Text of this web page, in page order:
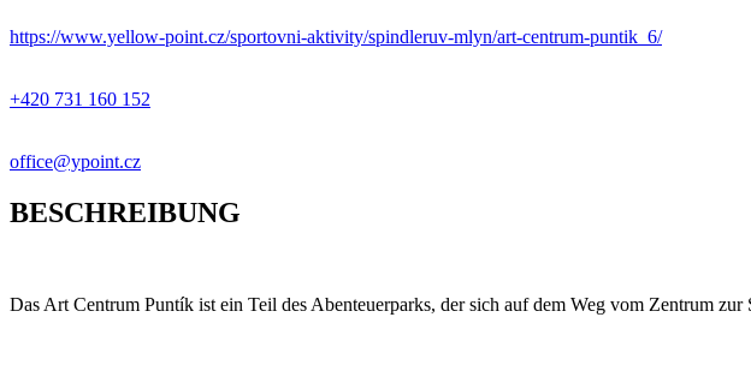
https://www.yellow-point.cz/sportovni-aktivity/spindleruv-mlyn/art-centrum-puntik_6/
+420 731 160 152
office@ypoint.cz
BESCHREIBUNG
Das Art Centrum Puntík ist ein Teil des Abenteuerparks, der sich auf dem Weg vom Zentrum